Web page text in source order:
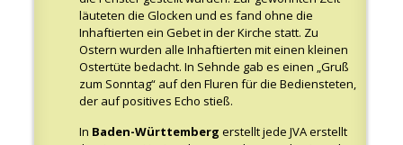
läuteten die Glocken und es fand ohne die
Inhaftierten ein Gebet in der Kirche statt. Zu
Ostern wurden alle Inhaftierten mit einen kleinen
Ostertüte bedacht. In Sehnde gab es einen „Gruß
zum Sonntag“ auf den Fluren für die Bediensteten,
der auf positives Echo stieß.
In Baden-Württemberg erstellt jede JVA erstellt